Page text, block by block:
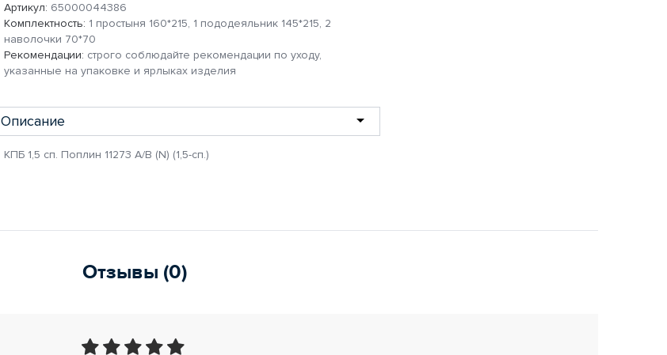
Артикул: 65000044386
Комплектность: 1 простыня 160*215, 1 пододеяльник 145*215, 2
наволочки 70*70
Рекомендации: строго соблюдайте рекомендации по уходу,
указанные на упаковке и ярлыках изделия
Описание
КПБ 1,5 сп. Поплин 11273 А/В (N) (1,5-сп.)
Отзывы (0)